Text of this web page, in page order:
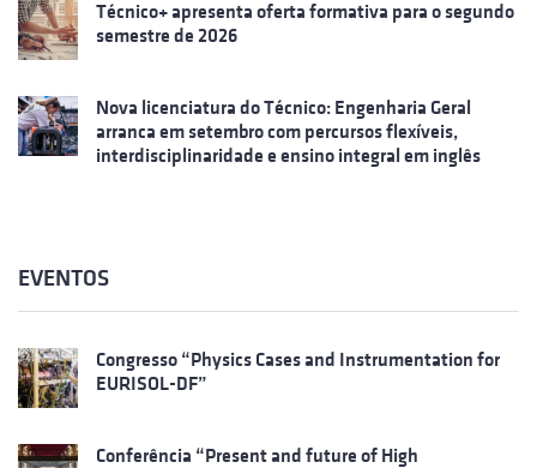
Técnico+ apresenta oferta formativa para o segundo
semestre de 2026
Nova licenciatura do Técnico: Engenharia Geral
arranca em setembro com percursos flexíveis,
interdisciplinaridade e ensino integral em inglês
EVENTOS
Congresso “Physics Cases and Instrumentation for
EURISOL-DF”
Conferência “Present and future of High